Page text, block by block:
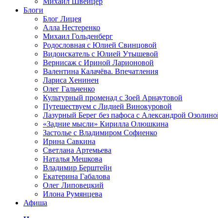
Блоги
Блог Лицея
Алла Нестеренко
Михаил Гольденберг
Родословная с Юлией Свинцовой
Видоискатель с Юлией Утышевой
Вернисаж с Ириной Ларионовой
Валентина Калачёва. Впечатления
Лариса Хенинен
Олег Гальченко
Культурный променад с Зоей Арнаутовой
Путешествуем с Лидией Винокуровой
Лазурный Берег без пафоса с Александрой
«Задние мысли» Кирилла Олюшкина
Застолье с Владимиром Софиенко
Ирина Савкина
Светлана Артемьева
Наталья Мешкова
Владимир Берштейн
Екатерина Габалова
Олег Липовецкий
Илона Румянцева
Афиша